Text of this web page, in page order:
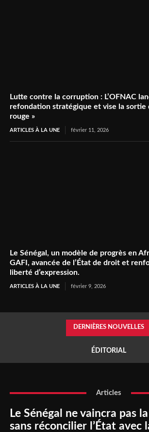
Lutte contre la corruption : L’OFNAC
refondation stratégique et vise la sortie
rouge »
ARTICLES À LA UNE février 11, 2026
Le Sénégal, un modèle de progrès en
GAFI, avancée de l’État de droit et
liberté d’expression.
ARTICLES À LA UNE février 9, 2026
DERNIÈRES NOUVELLES
ÉDITORIAL
Articles
Le Sénégal ne vaincra pas
sans réconcilier l’État avec